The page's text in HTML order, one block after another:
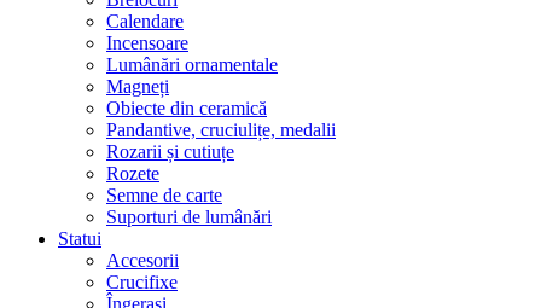
Calendare
Incensoare
Lumânări ornamentale
Magneți
Obiecte din ceramică
Pandantive, cruciulițe, medalii
Rozarii și cutiuțe
Rozete
Semne de carte
Suporturi de lumânări
Statui
Accesorii
Crucifixe
Îngerași